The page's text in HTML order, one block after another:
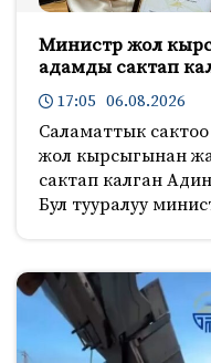
Министр жол
адамды сактап
17:05 06.08.2026
Саламаттык
жол кырсыгынан
сактап калган
Бул тууралуу